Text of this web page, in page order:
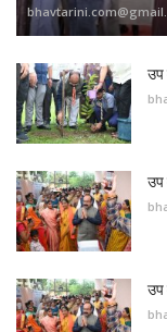
उप
उप
उप